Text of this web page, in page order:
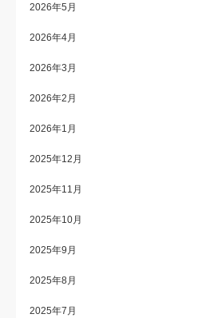
2026年5月
2026年4月
2026年3月
2026年2月
2026年1月
2025年12月
2025年11月
2025年10月
2025年9月
2025年8月
2025年7月